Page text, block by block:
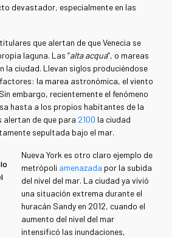
devastador, especialmente en las
que alertan de que Venecia se
laguna. Las “alta acqua”, o mareas
la ciudad. Llevan siglos produciéndose
la marea astronómica, el viento
embargo, recientemente el fenómeno
hasta a los propios habitantes de la
alertan de que para 2100 la ciudad
sepultada bajo el mar.
Nueva York es otro claro ejemplo de
metrópoli amenazada por la subida
del nivel del mar. La ciudad ya vivió
una situación extrema durante el
huracán Sandy en 2012, cuando el
aumento del nivel del mar
intensificó las inundaciones,